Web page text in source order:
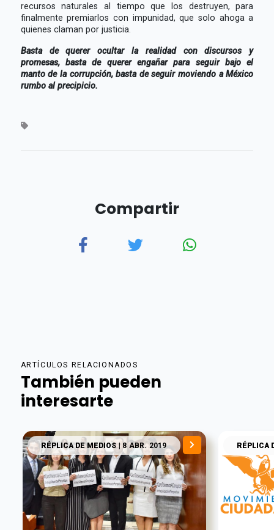
recursos naturales al tiempo que los destruyen, para
finalmente premiarlos con impunidad, que solo ahoga a
quienes claman por justicia.
Basta de querer ocultar la realidad con discursos y
promesas, basta de querer engañar para seguir bajo el
manto de la corrupción, basta de seguir moviendo a México
rumbo al precipicio.
Compartir
ARTÍCULOS RELACIONADOS
También pueden
interesarte
RÉPLICA DE MEDIOS| 8 ABR. 2019 RÉPLICA